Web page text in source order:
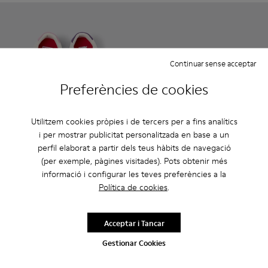
Preferències de cookies
Utilitzem cookies pròpies i de tercers per a fins analítics
i per mostrar publicitat personalitzada en base a un
perfil elaborat a partir dels teus hàbits de navegació
(per exemple, pàgines visitades). Pots obtenir més
informació i configurar les teves preferències a la
Política de cookies.
Gestionar Cookies
Continuar sense acceptar
Acceptar i Tancar
Twins - K800559-002 - Sneaker de pell de color blanc
Twins - K800559-001 - Sneaker de pell de color blanc
Runner - K800529-007 -
Runner - K800529-
Runner -
Runner
Afegir